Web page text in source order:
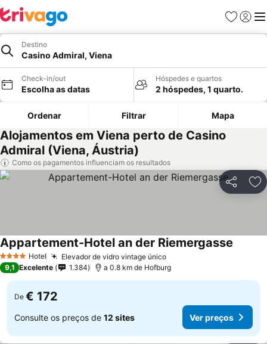
Favoritos
Iniciar
Destino
Casino Admiral, Viena
Check-in/out
Escolha as datas
Hóspedes e quartos
2 hóspedes, 1 quarto.
Ordenar Filtrar Mapa
Alojamentos em Viena perto de Casino
Admiral (Viena, Áustria)
Como os pagamentos influenciam os resultados
Partilhar
4 EstrelasHotel Elevador de vidro vintage único
Appartement-Hotel an der Riemergasse
9,1 Excelente 1.384 a 0.8 km de Hofburg
De € 172
Consulte os preços de 12 sites Ver preços